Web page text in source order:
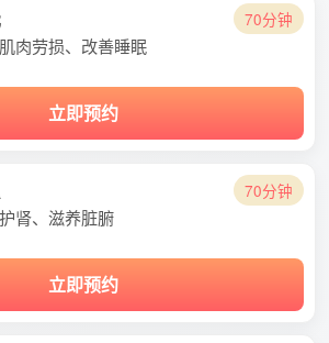
70分钟
肉劳损、改善睡眠
立即预约
70分钟
肾、滋养脏腑
立即预约